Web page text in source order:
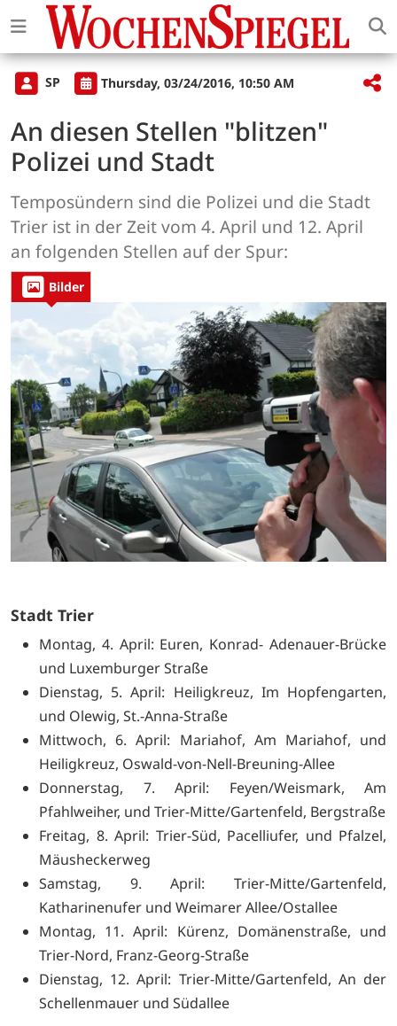
SP Thursday, 03/24/2016, 10:50 AM
An diesen Stellen "blitzen"
Polizei und Stadt
Temposündern sind die Polizei und die Stadt
Trier ist in der Zeit vom 4. April und 12. April
an folgenden Stellen auf der Spur:
Bilder
Stadt Trier
Montag, 4. April: Euren, Konrad- Adenauer-Brücke
und Luxemburger Straße
Dienstag, 5. April: Heiligkreuz, Im Hopfengarten,
und Olewig, St.-Anna-Straße
Mittwoch, 6. April: Mariahof, Am Mariahof, und
Heiligkreuz, Oswald-von-Nell-Breuning-Allee
Donnerstag, 7. April: Feyen/Weismark, Am
Pfahlweiher, und Trier-Mitte/Gartenfeld, Bergstraße
Freitag, 8. April: Trier-Süd, Pacelliufer, und Pfalzel,
Mäusheckerweg
Samstag, 9. April: Trier-Mitte/Gartenfeld,
Katharinenufer und Weimarer Allee/Ostallee
Montag, 11. April: Kürenz, Domänenstraße, und
Trier-Nord, Franz-Georg-Straße
Dienstag, 12. April: Trier-Mitte/Gartenfeld, An der
Schellenmauer und Südallee